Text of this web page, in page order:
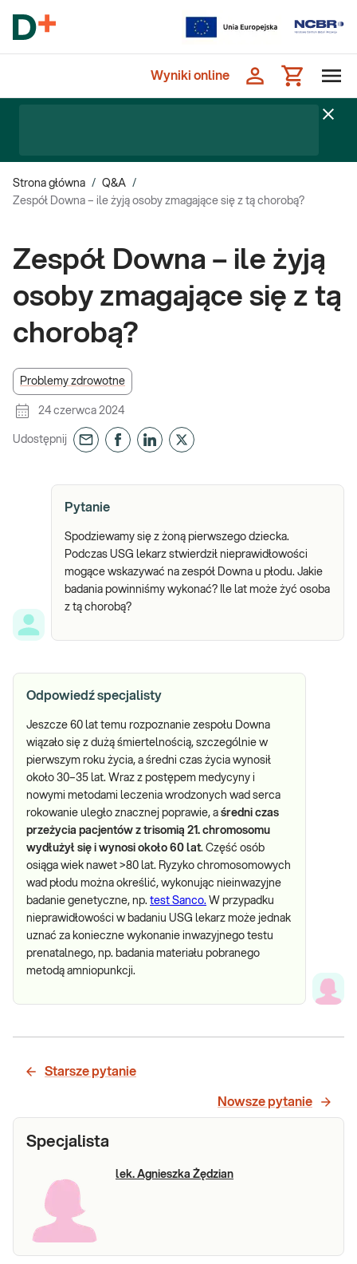
Wyniki online
Strona główna / Q&A /
Zespół Downa – ile żyją osoby zmagające się z tą chorobą?
Zespół Downa – ile żyją
osoby zmagające się z tą
chorobą?
Problemy zdrowotne
24 czerwca 2024
Udostępnij
Pytanie
Spodziewamy się z żoną pierwszego dziecka.
Podczas USG lekarz stwierdził nieprawidłowości
mogące wskazywać na zespół Downa u płodu. Jakie
badania powinniśmy wykonać? Ile lat może żyć osoba
z tą chorobą?
Odpowiedź specjalisty
Jeszcze 60 lat temu rozpoznanie zespołu Downa
wiązało się z dużą śmiertelnością, szczególnie w
pierwszym roku życia, a średni czas życia wynosił
około 30–35 lat. Wraz z postępem medycyny i
nowymi metodami leczenia wrodzonych wad serca
rokowanie uległo znacznej poprawie, a średni czas
przeżycia pacjentów z trisomią 21. chromosomu
wydłużył się i wynosi około 60 lat. Część osób
osiąga wiek nawet >80 lat. Ryzyko chromosomowych
wad płodu można określić, wykonując nieinwazyjne
badanie genetyczne, np. test Sanco. W przypadku
nieprawidłowości w badaniu USG lekarz może jednak
uznać za konieczne wykonanie inwazyjnego testu
prenatalnego, np. badania materiału pobranego
metodą amniopunkcji.
Starsze pytanie
Nowsze pytanie
Specjalista
lek. Agnieszka Żędzian